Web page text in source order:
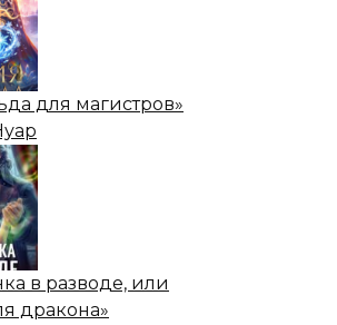
для магистров»
в разводе, или
дракона»